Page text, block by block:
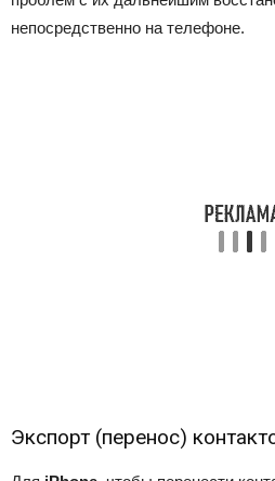
непосредственно на телефоне.
Экспорт (перенос)